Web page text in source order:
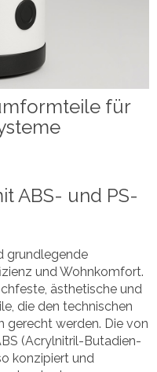
für
ABS- und PS-
grundlegende
und Wohnkomfort.
ästhetische und
die den technischen
gerecht werden. Die von
(Acrylnitril-Butadien-
konzipiert und